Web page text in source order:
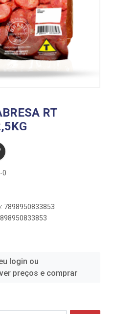
RT
0
7898950833853
login ou
preços e comprar